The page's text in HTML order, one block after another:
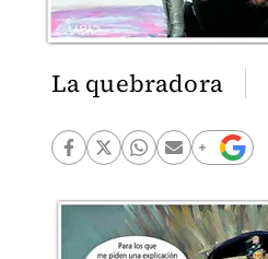
La quebradora